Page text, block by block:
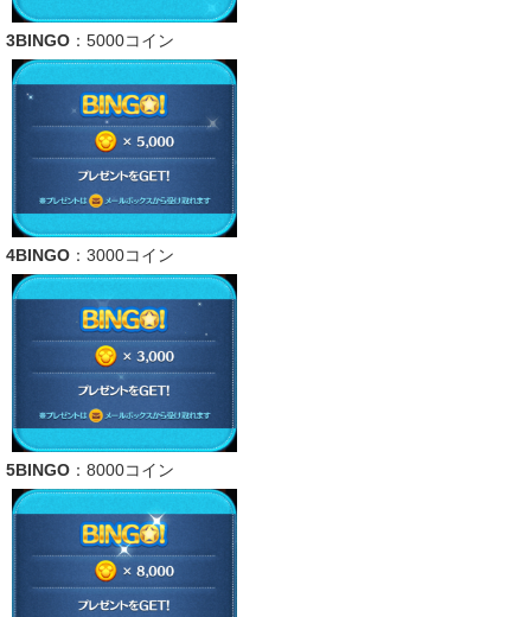
3BINGO ：5000コイン
4BINGO ：3000コイン
5BINGO ：8000コイン